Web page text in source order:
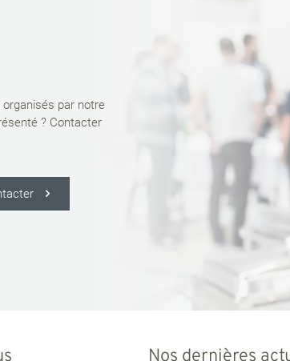
par notre
? Contacter
Nos dernières